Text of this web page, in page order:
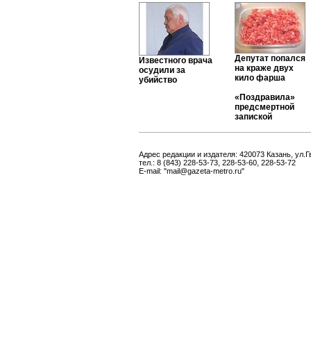
Известного врача
осудили за
убийство
Депутат попался
на краже двух
кило фарша
«Поздравила»
предсмертной
запиской
Адрес редакции и издателя: 420073 Казань,
тел.: 8 (843) 228-53-73, 228-53-60, 228-53-72
E-mail: "mail@gazeta-metro.ru"